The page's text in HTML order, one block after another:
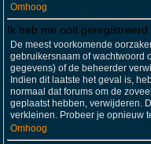
Omhoog
Ik heb me ooit
De meest voorkomende
gebruikersnaam of wachtwoord
gegevens) of de beheerder
Indien dit laatste het geval is,
normaal dat forums om de
geplaatst hebben, verwijderen.
verkleinen. Probeer je opnieuw
Omhoog